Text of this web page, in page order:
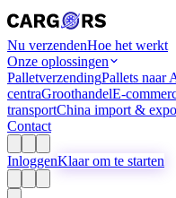
Nu verzendenHoe het werkt
Onze oplossingen
PalletverzendingPallets naar
centraGroothandelE-
transportChina import &
Contact
InloggenKlaar om te starten